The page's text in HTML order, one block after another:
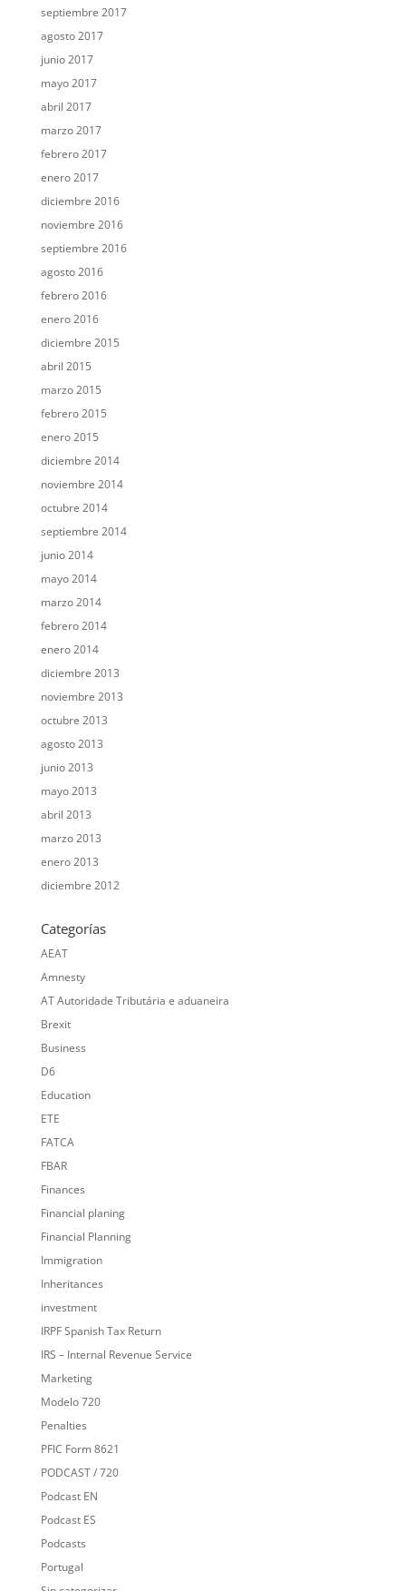
septiembre 2017
agosto 2017
junio 2017
mayo 2017
abril 2017
marzo 2017
febrero 2017
enero 2017
diciembre 2016
noviembre 2016
septiembre 2016
agosto 2016
febrero 2016
enero 2016
diciembre 2015
abril 2015
marzo 2015
febrero 2015
enero 2015
diciembre 2014
noviembre 2014
octubre 2014
septiembre 2014
junio 2014
mayo 2014
marzo 2014
febrero 2014
enero 2014
diciembre 2013
noviembre 2013
octubre 2013
agosto 2013
junio 2013
mayo 2013
abril 2013
marzo 2013
enero 2013
diciembre 2012
Categorías
AEAT
Amnesty
AT Autoridade Tributária e aduaneira
Brexit
Business
D6
Education
ETE
FATCA
FBAR
Finances
Financial planing
Financial Planning
Immigration
Inheritances
investment
IRPF Spanish Tax Return
IRS – Internal Revenue Service
Marketing
Modelo 720
Penalties
PFIC Form 8621
PODCAST / 720
Podcast EN
Podcast ES
Podcasts
Portugal